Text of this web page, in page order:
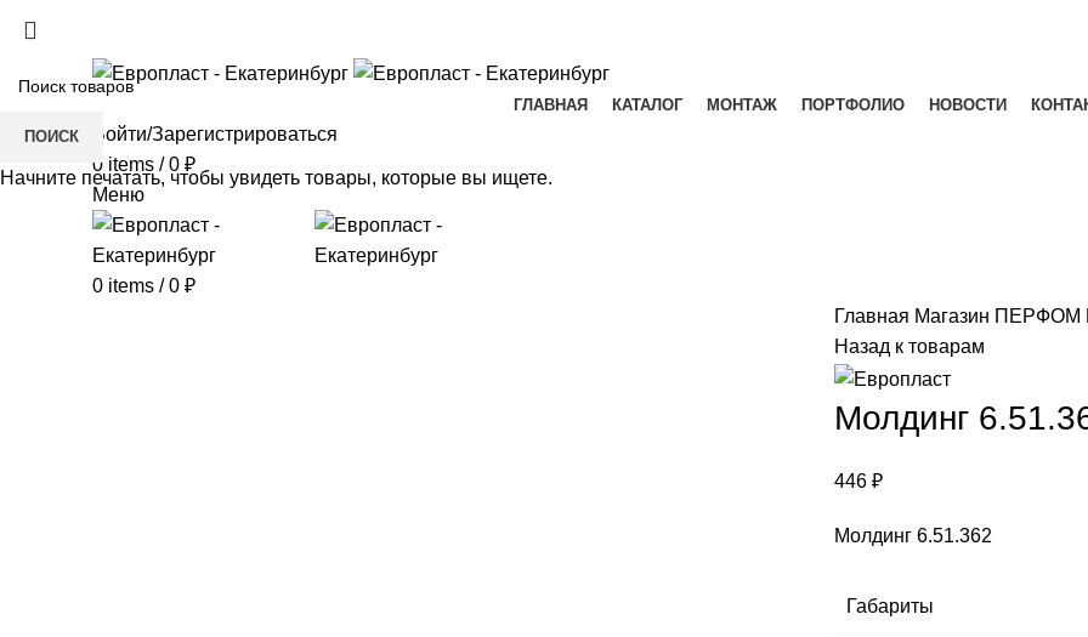
ГЛАВНАЯ КАТАЛОГ МОНТАЖ ПОРТФОЛИО НОВОСТИ
Войти/Зарегистрироваться
0 items / 0 ₽
Меню
0 items / 0 ₽
Главная Магазин ПЕРФОМ
Назад к товарам
Молдинг
446 ₽
Молдинг 6.51.362
Габариты
ПОИСК
Начните печатать, чтобы увидеть товары, которые вы ищете.